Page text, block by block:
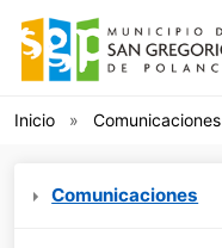
Inicio Comunicaciones
Comunicaciones